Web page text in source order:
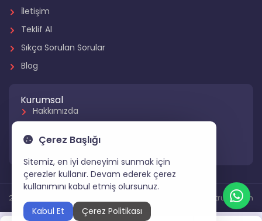
İletişim
Teklif Al
Sıkça Sorulan Sorular
Blog
Kurumsal
Hakkımızda
Hizmetlerimiz
Çerez Başlığı
Sitemiz, en iyi deneyimi sunmak için
çerezler kullanır. Devam ederek çerez
kullanımını kabul etmiş olursunuz.
Kabul Et Çerez Politikası
2024 Tüm Hakları Saklıdır Gartruck.com